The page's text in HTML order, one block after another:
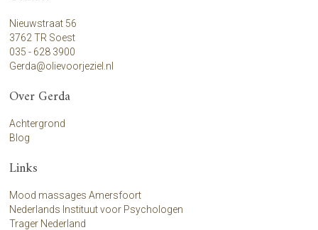
Nieuwstraat 56
3762 TR Soest
035 - 628 3900
Gerda@olievoorjeziel.nl
Over Gerda
Achtergrond
Blog
Links
Mood massages Amersfoort
Nederlands Instituut voor Psychologen
Trager Nederland